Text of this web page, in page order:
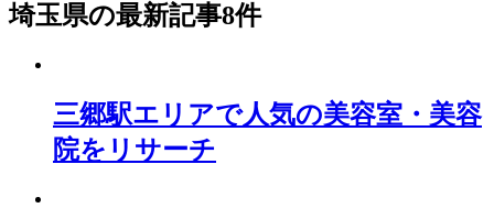
埼玉県の最新記事8件
三郷駅エリアで人気の美容室・美容
院をリサーチ